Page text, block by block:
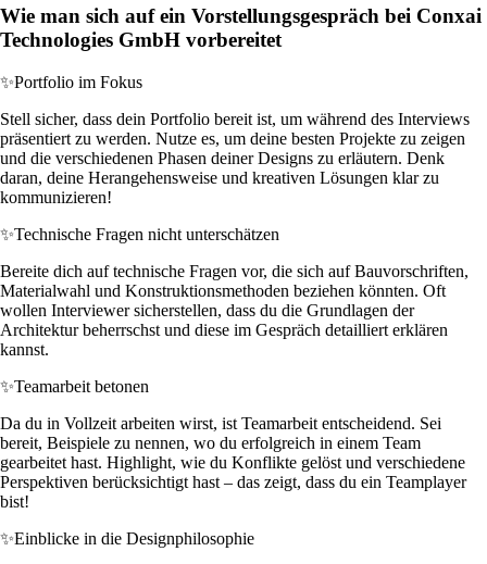
Wie man sich auf ein Vorstellungsgespräch bei Conxai
Technologies GmbH vorbereitet
✨Portfolio im Fokus
Stell sicher, dass dein Portfolio bereit ist, um während des Interviews
präsentiert zu werden. Nutze es, um deine besten Projekte zu zeigen
und die verschiedenen Phasen deiner Designs zu erläutern. Denk
daran, deine Herangehensweise und kreativen Lösungen klar zu
kommunizieren!
✨Technische Fragen nicht unterschätzen
Bereite dich auf technische Fragen vor, die sich auf Bauvorschriften,
Materialwahl und Konstruktionsmethoden beziehen könnten. Oft
wollen Interviewer sicherstellen, dass du die Grundlagen der
Architektur beherrschst und diese im Gespräch detailliert erklären
kannst.
✨Teamarbeit betonen
Da du in Vollzeit arbeiten wirst, ist Teamarbeit entscheidend. Sei
bereit, Beispiele zu nennen, wo du erfolgreich in einem Team
gearbeitet hast. Highlight, wie du Konflikte gelöst und verschiedene
Perspektiven berücksichtigt hast – das zeigt, dass du ein Teamplayer
bist!
✨Einblicke in die Designphilosophie